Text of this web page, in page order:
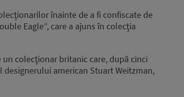
înainte de a fi confiscate de
Eagle”, care a ajuns în colecţia
colecţionar britanic care, după cinci
american Stuart Weitzman,